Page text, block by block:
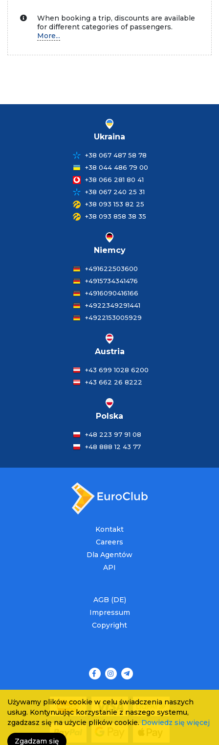
When booking a trip, discounts are available
for different categories of passengers.
More...
Ukraina
+38 067 487 58 78
+38 044 486 79 00
+38 066 281 80 41
+38 067 240 25 31
+38 093 153 82 25
+38 093 858 38 35
Niemcy
+491622503600
+4915734341476
+4916090416166
+4922349291441
+4922153005929
Austria
+43 699 1028 6200
+43 662 26 8222
Polska
+48 223 97 91 08
+48 888 12 43 77
Kontakt
Careers
Dla Agentów
API
AGB (DE)
Impressum
Copyright
Używamy plików cookie w celu świadczenia naszych
usług. Kontynuując korzystanie z naszego systemu,
zgadzasz się na użycie plików cookie. Dowiedz się więcej
Zgadzam się